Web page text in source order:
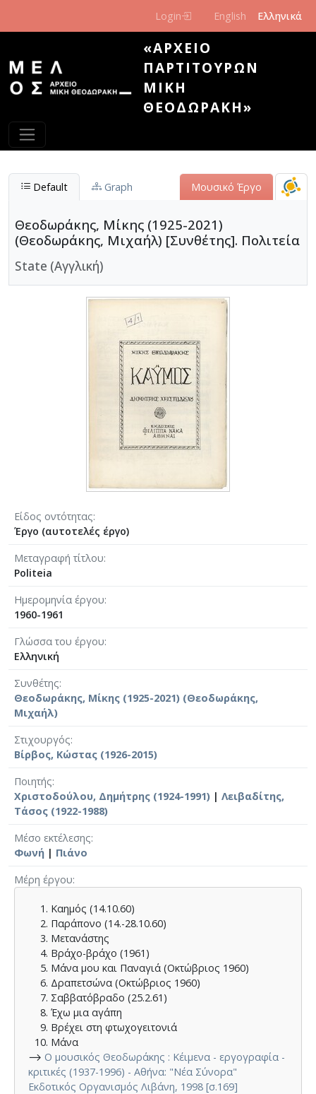
Login English Ελληνικά
«ΑΡΧΕΊΟ
ΠΑΡΤΙΤΟΎΡΩΝ
ΜΊΚΗ
ΘΕΟΔΩΡΆΚΗ»
Default Graph Μουσικό Έργο
Θεοδωράκης, Μίκης (1925-2021)
(Θεοδωράκης, Μιχαήλ) [Συνθέτης]. Πολιτεία
State (Αγγλική)
Είδος οντότητας
Έργο (αυτοτελές έργο)
Μεταγραφή τίτλου
Politeia
Ημερομηνία έργου
1960-1961
Γλώσσα του έργου
Ελληνική
Συνθέτης
Θεοδωράκης, Μίκης (1925-2021) (Θεοδωράκης,
Μιχαήλ)
Στιχουργός
Βίρβος, Κώστας (1926-2015)
Ποιητής
Χριστοδούλου, Δημήτρης (1924-1991) | Λειβαδίτης,
Τάσος (1922-1988)
Μέσο εκτέλεσης
Φωνή | Πιάνο
Μέρη έργου
Καημός (14.10.60)
Παράπονο (14.-28.10.60)
Μετανάστης
Βράχο-βράχο (1961)
Μάνα μου και Παναγιά (Οκτώβριος 1960)
Δραπετσώνα (Οκτώβριος 1960)
Σαββατόβραδο (25.2.61)
Έχω μια αγάπη
Βρέχει στη φτωχογειτονιά
Μάνα
⟶ Ο μουσικός Θεοδωράκης : Κέιμενα - εργογραφία -
κριτικές (1937-1996) - Αθήνα: "Νέα Σύνορα"
Εκδοτικός Οργανισμός Λιβάνη, 1998 [σ.169]